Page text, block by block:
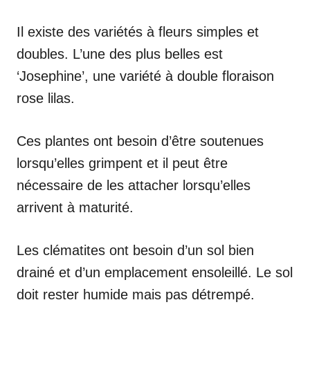
Il existe des variétés à fleurs simples et
doubles. L’une des plus belles est
‘Josephine’, une variété à double floraison
rose lilas.
Ces plantes ont besoin d’être soutenues
lorsqu’elles grimpent et il peut être
nécessaire de les attacher lorsqu’elles
arrivent à maturité.
Les clématites ont besoin d’un sol bien
drainé et d’un emplacement ensoleillé. Le sol
doit rester humide mais pas détrempé.